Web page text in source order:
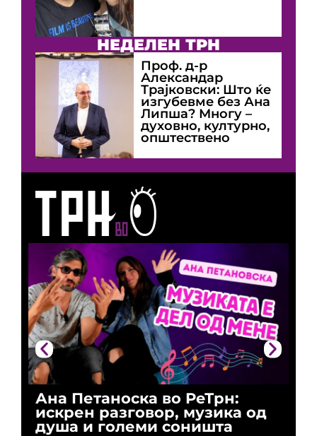
Ана Петаноска во РеТрн:
искрен разговор, музика од
душа и големи соништа
НЕДЕЛЕН ТРН
Проф. д-р
Александар
Трајковски: Што ќе
изгубевме без Ана
Липша? Многу –
духовно, културно,
општествено